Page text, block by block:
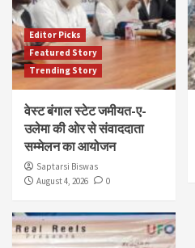
Editor Picks
Featured Story
Trending Story
वेस्ट बंगाल स्टेट जमीयत-ए-
उलेमा की ओर से संवाददाता
सम्मेलन का आयोजन
Saptarsi Biswas
August 4, 2026
0